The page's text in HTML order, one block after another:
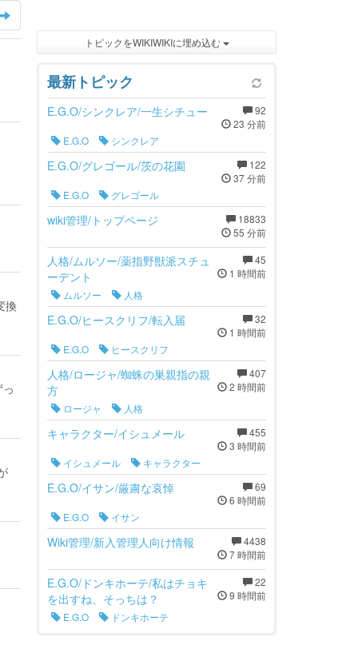
換
トピックをWIKIWIKIに埋め込む
最新トピック
92
23 分前
E.G.O/シンクレア/一生シチュー
E.G.O
シンクレア
122
37 分前
E.G.O/グレゴール/茨の花園
E.G.O
グレゴール
18833
55 分前
wiki管理/トップページ
45
1 時間前
人格/ムルソー/薬指野獣派スチュ
ーデント
ムルソー
人格
32
1 時間前
E.G.O/ヒースクリフ/転入届
E.G.O
ヒースクリフ
407
2 時間前
人格/ロージャ/蜘蛛の巣親指の親
方
ロージャ
人格
455
3 時間前
キャラクター/イシュメール
イシュメール
キャラクター
69
6 時間前
E.G.O/イサン/厳粛な哀悼
E.G.O
イサン
4438
7 時間前
Wiki管理/新入管理人向け情報
22
9 時間前
E.G.O/ドンキホーテ/私はチョキ
を出すね、そっちは？
E.G.O ドンキホーテ